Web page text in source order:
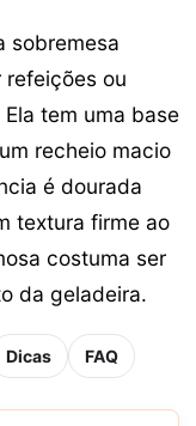
sobremesa
ou
tem uma base
recheio macio
é dourada
textura firme ao
costuma ser
da geladeira.
Dicas FAQ